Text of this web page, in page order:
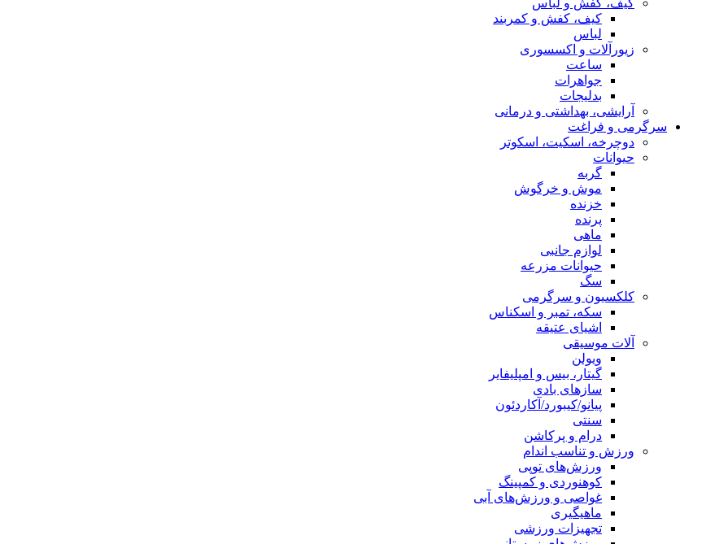
کیف، کفش و لباس
کیف، کفش و کمربند
لباس
زیورآلات و اکسسوری
ساعت
جواهرات
بدلیجات
آرایشی، بهداشتی و درمانی
سرگرمی و فراغت
دوچرخه، اسکیت، اسکوتر
حیوانات
گربه
موش و خرگوش
خزنده
پرنده
ماهی
لوازم جانبی
حیوانات مزرعه
سگ
کلکسیون و سرگرمی
سکه، تمبر و اسکناس
اشیای عتیقه
آلات موسیقی
ویولن
گیتار، بیس و امپلیفایر
سازهای بادی
پیانو/کیبورد/آکاردئون
سنتی
درام و پرکاشن
ورزش و تناسب اندام
ورزش‌های توپی
کوهنوردی و کمپینگ
غواصی و ورزش‌های آبی
ماهیگیری
تجهیزات ورزشی